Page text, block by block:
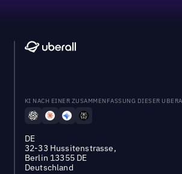
KI NACH EINER ZUSAMMENFASSUNG DIESER
DE
32-33 Hussitenstrasse,
Berlin 13355 DE
Deutschland